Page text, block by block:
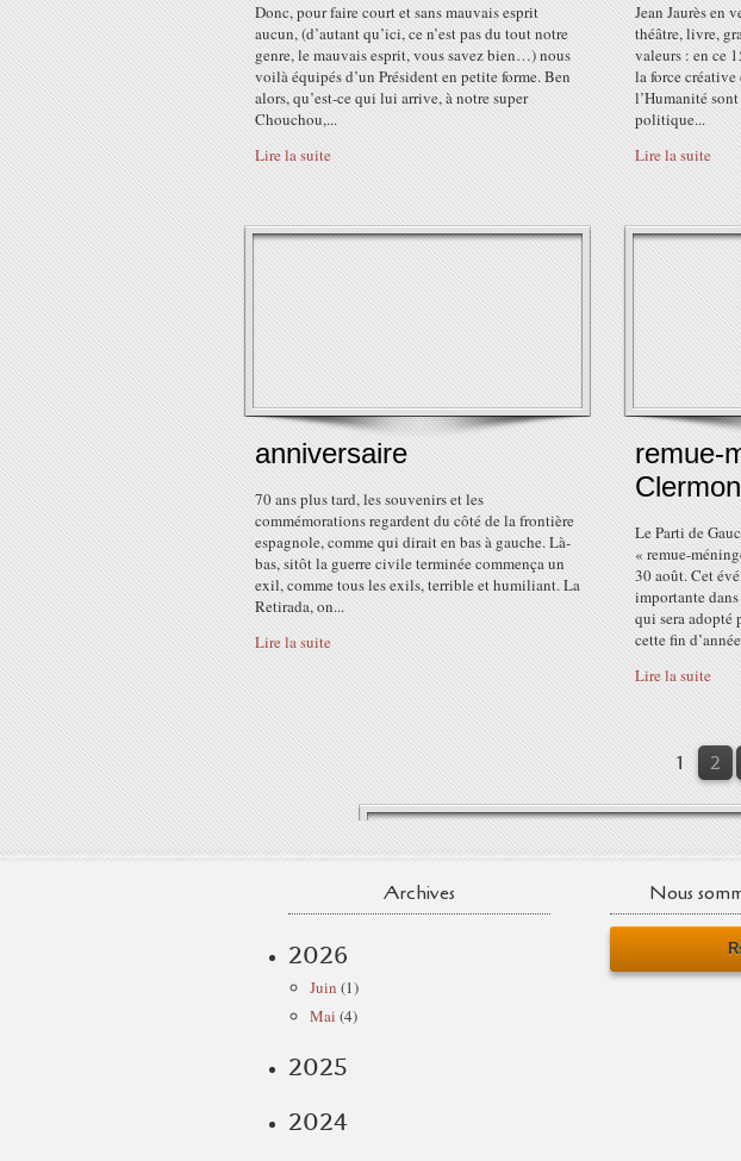
Donc, pour faire court et sans mauvais esprit
aucun, (d’autant qu’ici, ce n’est pas du tout notre
genre, le mauvais esprit, vous savez bien…) nous
voilà équipés d’un Président en petite forme. Ben
alors, qu’est-ce qui lui arrive, à notre super
Chouchou,...
Lire la suite
Jean Jaurès en
théâtre, livre,
valeurs : en ce
la force
l’Humanité
politique...
Lire la suite
anniversaire
70 ans plus tard, les souvenirs et les
commémorations regardent du côté de la frontière
espagnole, comme qui dirait en bas à gauche. Là-
bas, sitôt la guerre civile terminée commença un
exil, comme tous les exils, terrible et humiliant. La
Retirada, on...
Lire la suite
remue-
Le Parti de
« remue-
30 août. Cet
importante
qui sera adopté
cette fin
Lire la suite
1 2
Archives
2026
Juin (1)
Mai (4)
2025
2024
Nous